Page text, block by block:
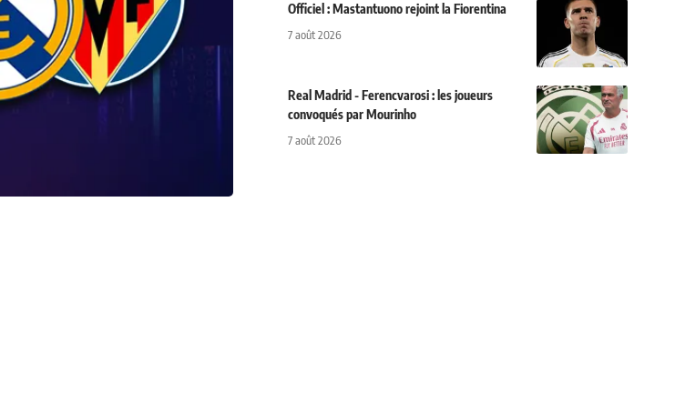
Officiel : Mastantuono rejoint la Fiorentina
7 août 2026
Real Madrid - Ferencvarosi : les joueurs
convoqués par Mourinho
7 août 2026